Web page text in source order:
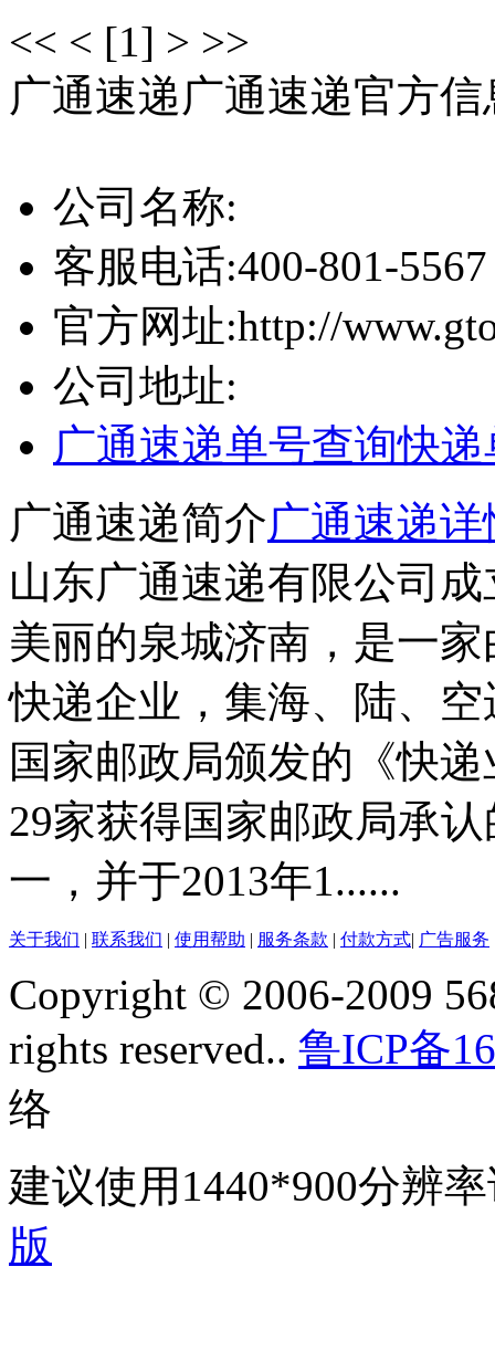
<< < [1] > >>
广通速递广通速递官方信
公司名称:
客服电话:400-801-5567
官方网址:http://
公司地址:
广通速递单号查询快递
广通速递简介广通速递详
山东广通速递有限公司
美丽的泉城济南，是一
快递企业，集海、陆、
国家邮政局颁发的《快
29家获得国家邮政局承
一，并于2013年1......
关于我们 | 联系我们 | 使用帮助 | 服务条款 | 付款方式| 广告服务
Copyright © 2006-2009
rights reserved.. 鲁ICP备
络
建议使用1440*900分辨
版